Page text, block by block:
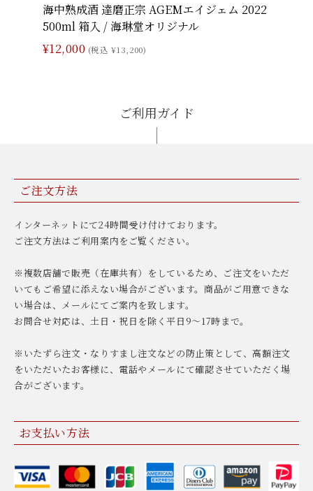
海中熟成酒 達磨正宗 AGEMエイジェム 2022
500ml 箱入 / 海琳堂オリジナル
¥12,000 (税込 ¥13,200)
ご利用ガイド
ご注文方法
インターネットにて24時間受け付けております。
ご注文方法はご利用案内をご覧ください。
※複数店舗で販売（在庫共有）をしているため、ご注文をいただ
いてもご希望に添えない場合がございます。商品がご用意できな
い場合は、メールにてご案内を致します。
お問合せ対応は、土日・祝日を除く平日9〜17時まで。
※いたずら注文・なりすまし注文などの防止策として、高額注文
をいただいたお客様に、電話やメールにて確認させていただく場
合がございます。
お支払い方法